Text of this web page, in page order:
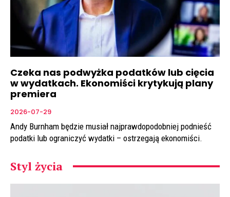
Czeka nas podwyżka podatków lub cięcia
w wydatkach. Ekonomiści krytykują plany
premiera
2026-07-29
Andy Burnham będzie musiał najprawdopodobniej podnieść
podatki lub ograniczyć wydatki – ostrzegają ekonomiści.
Styl życia